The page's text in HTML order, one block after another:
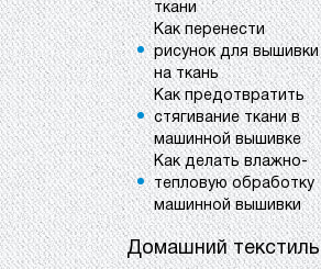
ткани
Как перенести
рисунок для вышивки
на ткань
Как предотвратить
стягивание ткани в
машинной вышивке
Как делать влажно-
тепловую обработку
машинной вышивки
Домашний текстиль